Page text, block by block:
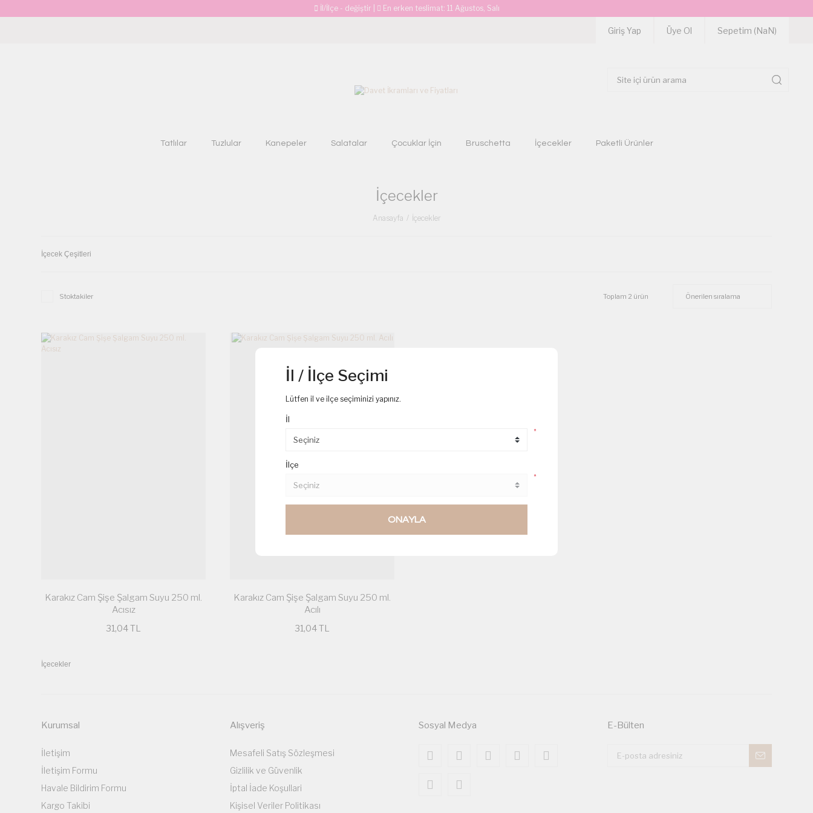
İl/İlçe - değiştir En erken teslimat: 11 Ağustos, Salı
Giriş Yap Üye Ol Sepetim (NaN)
Tatlılar Tuzlular Kanepeler Salatalar Çocuklar İçin Bruschetta İçecekler Paketli Ürünler
İçecekler
Anasayfa İçecekler
İçecek Çeşitleri
Stoktakiler Toplam 2 ürün
Karakız Cam Şişe Şalgam Suyu 250 ml.
Acısız
31,04 TL
Karakız Cam Şişe Şalgam Suyu 250 ml.
Acılı
31,04 TL
İçecekler
Kurumsal
İletişim
İletişim Formu
Havale Bildirim Formu
Kargo Takibi
Alışveriş
Mesafeli Satış Sözleşmesi
Gizlilik ve Güvenlik
İptal İade Koşullari
Kişisel Veriler Politikası
Sosyal Medya E-Bülten
İl / İlçe Seçimi
Lütfen il ve ilçe seçiminizi yapınız.
İl
*
İlçe
*
ONAYLA